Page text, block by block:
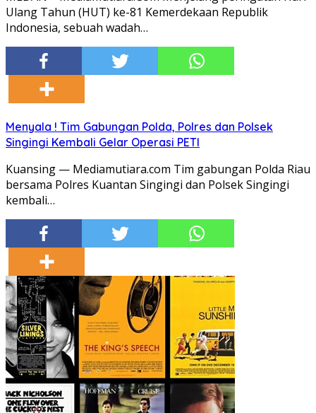
Ulang Tahun (HUT) ke-81 Kemerdekaan Republik
Indonesia, sebuah wadah…
Menyala ! Tim Gabungan Polda, Polres dan Polsek
Singingi Kembali Gelar Operasi PETI
Kuansing — Mediamutiara.com Tim gabungan Polda Riau
bersama Polres Kuantan Singingi dan Polsek Singingi
kembali…